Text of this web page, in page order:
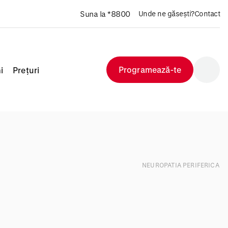
Suna la *8800 Unde ne găsești?Contact
Prețuri Programează-te
NEUROPATIA PERIFERICA